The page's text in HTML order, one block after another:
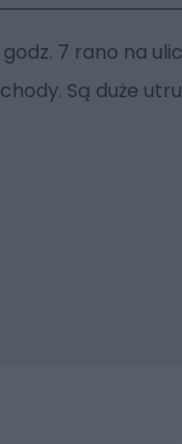
7 rano na
Są duże